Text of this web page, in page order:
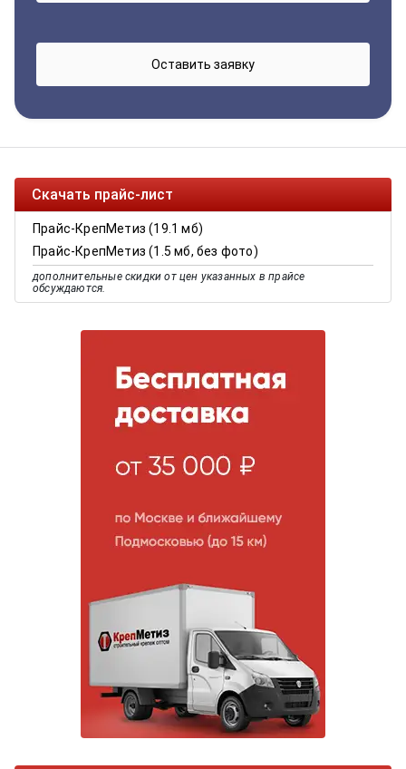
Скачать прайс-лист
Прайс-КрепМетиз (19.1 мб)
Прайс-КрепМетиз (1.5 мб, без фото)
дополнительные скидки от цен указанных в прайсе
обсуждаются.